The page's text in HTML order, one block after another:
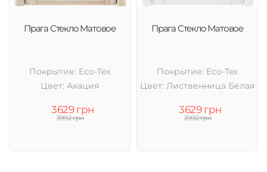
Прага Стекло Матовое
Покрытие: Eco-Tex
Цвет: Акация
3629 грн
3992 грн
Прага Стекло Матовое
Покрытие: Eco-Tex
Цвет: Лиственница Белая
3629 грн
3992 грн